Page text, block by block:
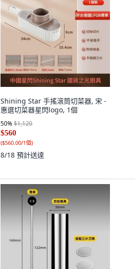
Shining Star 手搖滾筒切菜器, 宋 -
惠選切菜器星閃logo, 1個
50%$1,120
$560
($560.00/1個)
8/18 預計送達